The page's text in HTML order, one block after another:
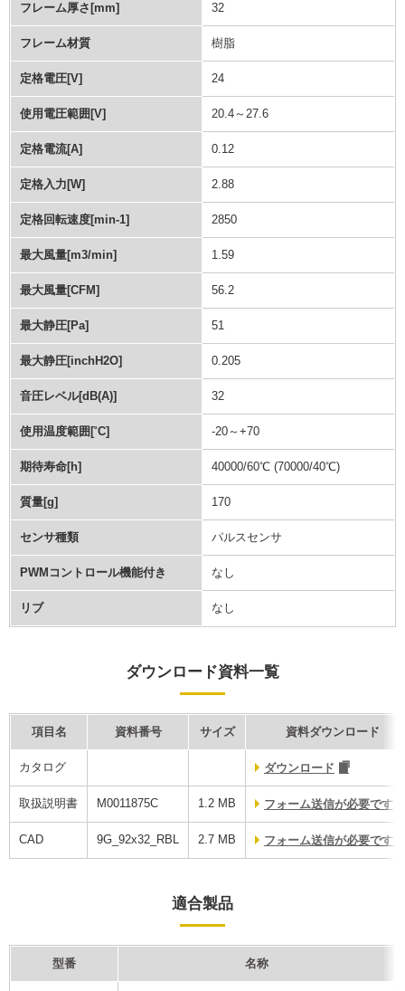
フレーム厚さ[mm] 32
フレーム材質 樹脂
定格電圧[V] 24
使用電圧範囲[V] 20.4～27.6
定格電流[A] 0.12
定格入力[W] 2.88
定格回転速度[min-1] 2850
最大風量[m3/min] 1.59
最大風量[CFM] 56.2
最大静圧[Pa] 51
最大静圧[inchH2O] 0.205
音圧レベル[dB(A)] 32
使用温度範囲[˚C] -20～+70
期待寿命[h] 40000/60℃ (70000/40℃)
質量[g] 170
センサ種類 パルスセンサ
PWMコントロール機能付き なし
リブ なし
ダウンロード資料一覧
項目名 資料番号 サイズ 資料ダウンロード
カタログ ダウンロード
取扱説明書 M0011875C 1.2 MB フォーム送信が必要です
CAD 9G_92x32_RBL 2.7 MB フォーム送信が必要です
適合製品
型番 名称